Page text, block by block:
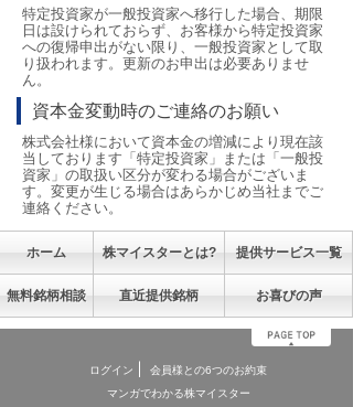
特定投資家が一般投資家へ移行した場合、期限
日は設けられておらず、お客様から特定投資家
への復帰申出がない限り、一般投資家として取
り扱われます。更新のお申出は必要ありませ
ん。
資本金変動時のご連絡のお願い
株式会社様において資本金の増減により現在該
当しております「特定投資家」または「一般投
資家」の取扱い区分が変わる場合がございま
す。変更が生じる場合はあらかじめ当社までご
連絡ください。
ホーム 株マイスターとは? 提供サービス一覧
無料銘柄相談 直近提供銘柄 お喜びの声
ログイン
会員様との6つのお約束
マンガでわかる株マイスター